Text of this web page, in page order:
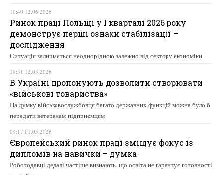
10:40 12.06.2026
Ринок праці Польщі у І кварталі 2026 року
демонструє перші ознаки стабілізації –
дослідження
Ситуація залишається неоднорідною залежно від сектору економіки
18:51 12.05.2026
В Україні пропонують дозволити створювати
«військові товариства»
На думку військовослужбовця багато державних функцій можна було б
передати ветеранам-підприємцям
09:17 01.05.2026
Європейський ринок праці зміщує фокус із
дипломів на навички – думка
Роботодавці дедалі частіше визнають, що освіта не гарантує готовності